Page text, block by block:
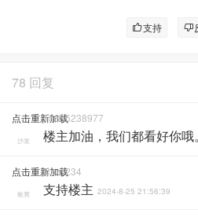
支持
78 回复
点击重新加载18856238977
沙发 楼主加油，我们都看好你哦。
点击重新加载
Czx1234
板凳 支持楼主 2024-8-25 21:56:39